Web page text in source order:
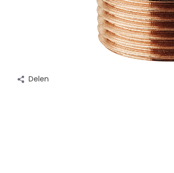
Delen